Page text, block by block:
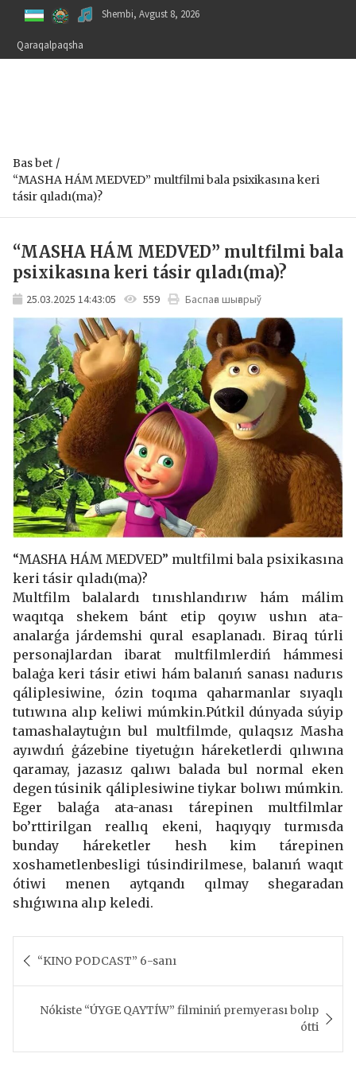
content
Shembi, Avgust 8, 2026
Qaraqalpaqsha
Bas bet
“MASHA HÁM MEDVED” multfilmi bala psixikasına keri
tásir qıladı(ma)?
“MASHA HÁM MEDVED” multfilmi bala
psixikasına keri tásir qıladı(ma)?
25.03.2025 14:43:05 559 Баспаға шығарыў
“MASHA HÁM MEDVED” multfilmi bala psixikasına
keri tásir qıladı(ma)?
Multfilm balalardı tınıshlandırıw hám málim
waqıtqa shekem bánt etip qoyıw ushın ata-
analarǵa járdemshi qural esaplanadı. Biraq túrli
personajlardan ibarat multfilmlerdiń hámmesi
balaġa keri tásir etiwi hám balanıń sanası nadurıs
qáliplesiwine, ózin toqıma qaharmanlar sıyaqlı
tutıwına alıp keliwi múmkin.Pútkil dúnyada súyip
tamashalaytuġın bul multfilmde, qulaqsız Masha
ayıwdıń ġázebine tiyetuġın háreketlerdi qılıwına
qaramay, jazasız qalıwı balada bul normal eken
degen túsinik qáliplesiwine tiykar bolıwı múmkin.
Eger balaǵa ata-anası tárepinen multfilmlar
bo’rttirilgan reallıq ekeni, haqıyqıy turmısda
bunday háreketler hesh kim tárepinen
xoshametlenbesligi túsindirilmese, balanıń waqıt
ótiwi menen aytqandı qılmay shegaradan
shıǵıwına alıp keledi.
navigation
“KINO PODCAST” 6-sanı
Nókiste “ÚYGE QAYTÍW” filminiń premyerası bolıp
ótti